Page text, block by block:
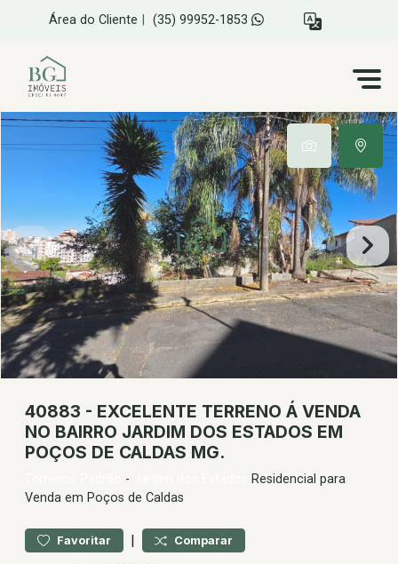
Área do Cliente (35) 99952-1853
40883 - EXCELENTE TERRENO Á VENDA
NO BAIRRO JARDIM DOS ESTADOS EM
POÇOS DE CALDAS MG.
-
Residencial para
Venda em Poços de Caldas
Favoritar | Comparar